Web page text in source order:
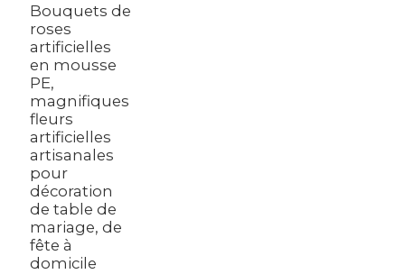
Bouquets de
roses
artificielles
en mousse
PE,
magnifiques
fleurs
artificielles
artisanales
pour
décoration
de table de
mariage, de
fête à
domicile